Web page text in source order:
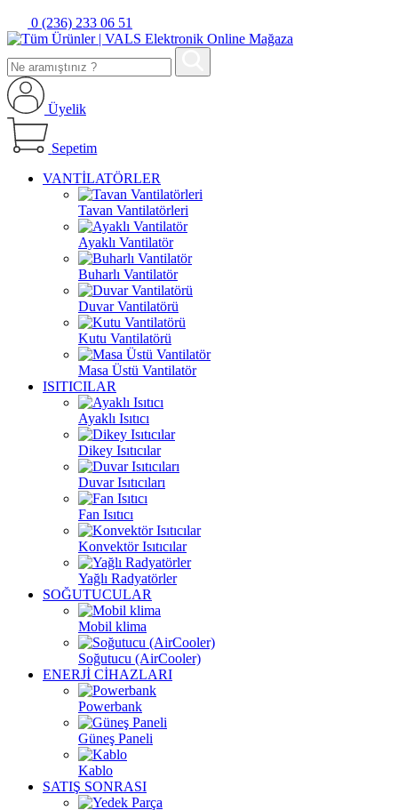
0 (236) 233 06 51
Üyelik
Sepetim
VANTİLATÖRLER
Tavan Vantilatörleri
Ayaklı Vantilatör
Buharlı Vantilatör
Duvar Vantilatörü
Kutu Vantilatörü
Masa Üstü Vantilatör
ISITICILAR
Ayaklı Isıtıcı
Dikey Isıtıcılar
Duvar Isıtıcıları
Fan Isıtıcı
Konvektör Isıtıcılar
Yağlı Radyatörler
SOĞUTUCULAR
Mobil klima
Soğutucu (AirCooler)
ENERJİ CİHAZLARI
Powerbank
Güneş Paneli
Kablo
SATIŞ SONRASI